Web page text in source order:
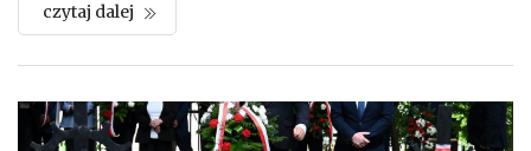
czytaj dalej